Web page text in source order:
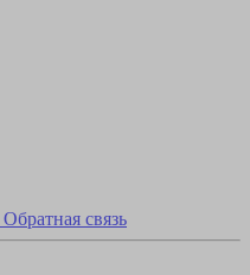
Обратная связь